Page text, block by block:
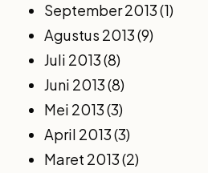
September 2013(1)
Agustus 2013(9)
Juli 2013(8)
Juni 2013(8)
Mei 2013(3)
April 2013(3)
Maret 2013(2)